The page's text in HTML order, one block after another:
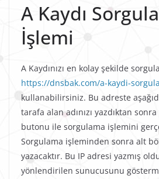
A Kaydı
İşlemi
A Kaydınızı en kolay şekilde
https://dnsbak.com/a-kaydi-sorgula
kullanabilirsiniz. Bu adreste
tarafa alan adınızı yazdıktan sonra
butonu ile sorgulama işlemini
Sorgulama işleminden sonra alt
yazacaktır. Bu IP adresi yazmış
yönlendirilen sunucusunu